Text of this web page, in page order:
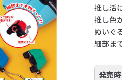
推し活
推し色
ぬいぐ
細部ま
発売